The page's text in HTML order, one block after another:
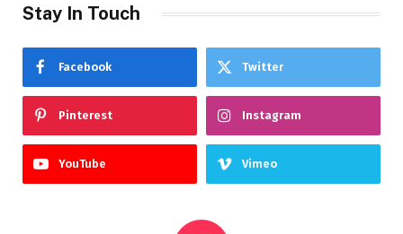
Stay In Touch
Facebook Twitter
Pinterest Instagram
YouTube Vimeo